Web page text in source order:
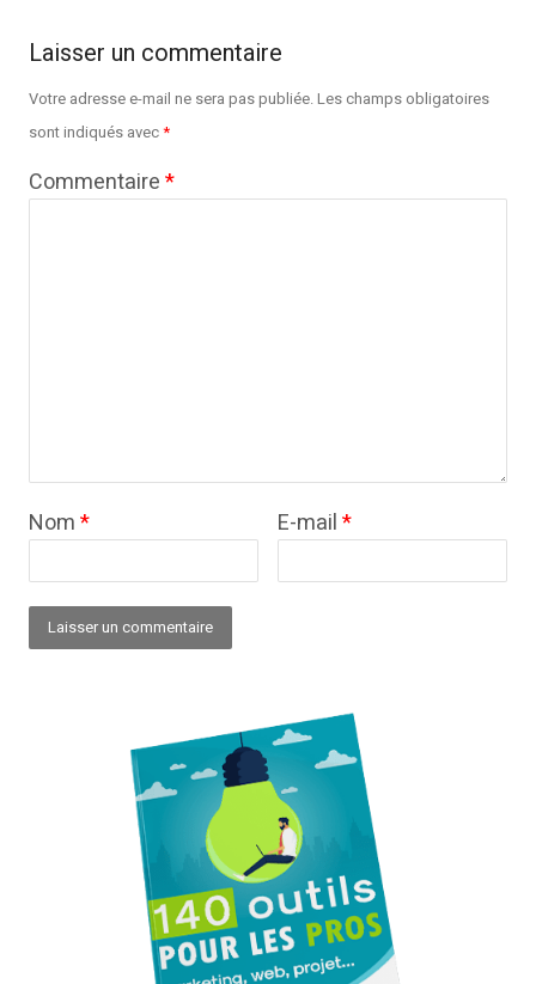
Laisser un commentaire
Votre adresse e-mail ne sera pas publiée.Les champs obligatoires
sont indiqués avec*
Commentaire*
Nom* E-mail*